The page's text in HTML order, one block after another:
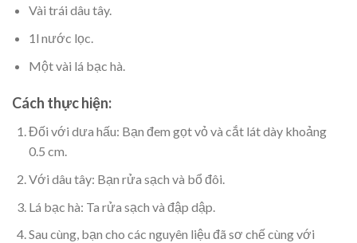
Vài trái dâu tây.
1l nước lọc.
Một vài lá bạc hà.
Cách thực hiện:
Đối với dưa hấu: Bạn đem gọt vỏ và cắt lát dày khoảng
0.5 cm.
Với dâu tây: Bạn rửa sạch và bổ đôi.
Lá bạc hà: Ta rửa sạch và đập dập.
Sau cùng, bạn cho các nguyên liệu đã sơ chế cùng với